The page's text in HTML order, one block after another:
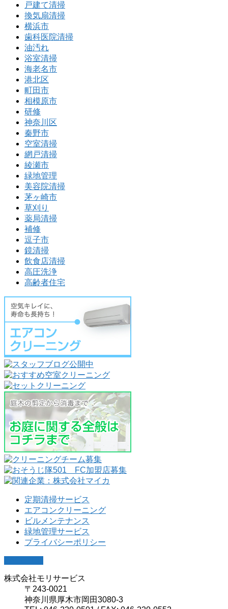
戸建て清掃
換気扇清掃
横浜市
歯科医院清掃
油汚れ
浴室清掃
海老名市
港北区
町田市
相模原市
研修
神奈川区
秦野市
空室清掃
網戸清掃
綾瀬市
緑地管理
美容院清掃
茅ヶ崎市
草刈り
薬局清掃
補修
逗子市
鏡清掃
飲食店清掃
高圧洗浄
高齢者住宅
定期清掃サービス
エアコンクリーニング
ビルメンテナンス
緑地管理サービス
プライバシーポリシー
株式会社モリサービス
〒243-0021
神奈川県厚木市岡田3080-3